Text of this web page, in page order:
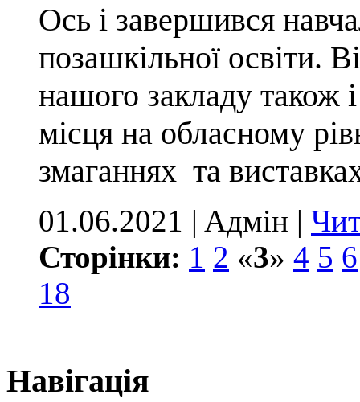
Ось і завершився
позашкільної освіти.
нашого закладу також
місця на обласному
змаганнях  та
01.06.2021 | Aдмін |
Сторінки: 1 2 «3» 4 5 6
18
Навігація